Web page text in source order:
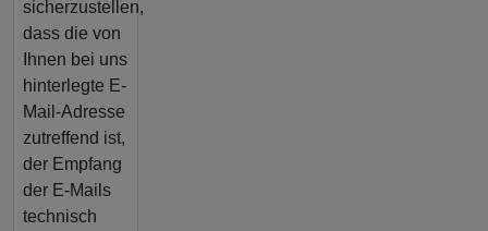
sicherzustellen,
dass die von
Ihnen bei uns
hinterlegte E-
Mail-Adresse
zutreffend ist,
der Empfang
der E-Mails
technisch